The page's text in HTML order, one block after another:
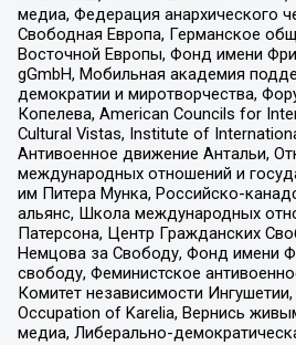
медиа, Федерация анархического
Свободная Европа, Германское
Восточной Европы, Фонд имени
gGmbH, Мобильная академия
демократии и миротворчества,
Копелева, American Councils for
Cultural Vistas, Institute of
Антивоенное движение Антальи,
международных отношений и
им Питера Мунка, Российско-
альянс, Школа международных
Патерсона, Центр Гражданских
Немцова за Свободу, Фонд имени
свободу, Феминистское
Комитет независимости
Occupation of Karelia, Вернись
медиа, Либерально-